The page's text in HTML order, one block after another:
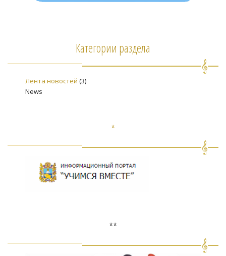
Категории раздела
Лента новостей (3)
News
*
**